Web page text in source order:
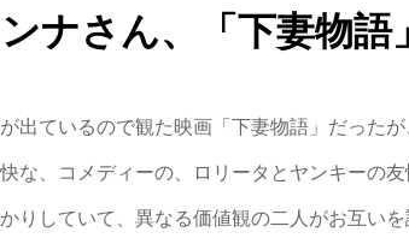
ナさん、「下妻物語
出ているので観た映画「下妻物語」だった
な、コメディーの、ロリータとヤンキーの友
りしていて、異なる価値観の二人がお互いを